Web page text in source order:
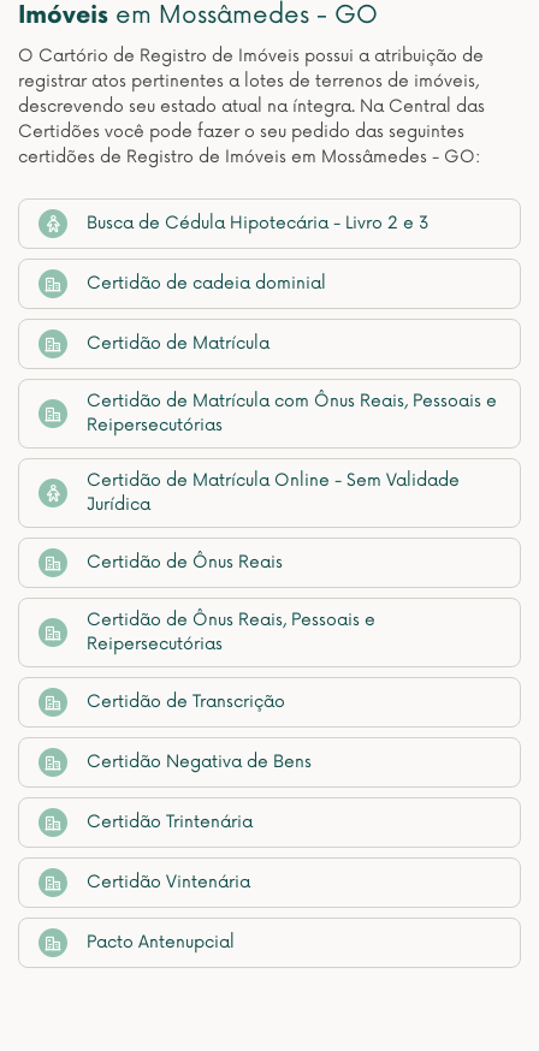
Imóveis em Mossâmedes - GO
O Cartório de Registro de Imóveis possui a atribuição de
registrar atos pertinentes a lotes de terrenos de imóveis,
descrevendo seu estado atual na íntegra. Na Central das
Certidões você pode fazer o seu pedido das seguintes
certidões de Registro de Imóveis em Mossâmedes - GO:
Busca de Cédula Hipotecária - Livro 2 e 3
Certidão de cadeia dominial
Certidão de Matrícula
Certidão de Matrícula com Ônus Reais, Pessoais e
Reipersecutórias
Certidão de Matrícula Online - Sem Validade
Jurídica
Certidão de Ônus Reais
Certidão de Ônus Reais, Pessoais e
Reipersecutórias
Certidão de Transcrição
Certidão Negativa de Bens
Certidão Trintenária
Certidão Vintenária
Pacto Antenupcial